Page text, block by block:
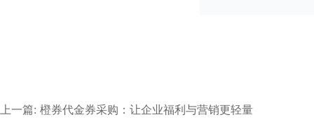
上一篇: 橙券代金券采购：让企业福利与营销更轻量